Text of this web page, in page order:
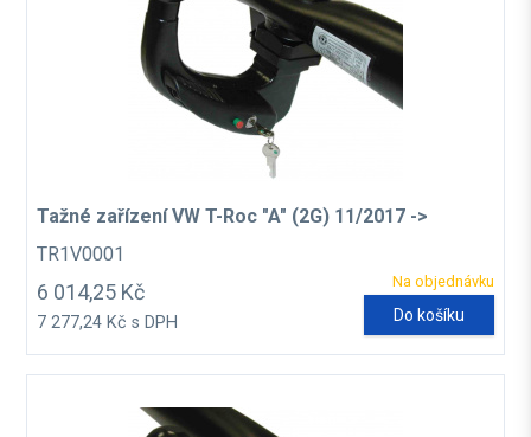
Tažné zařízení VW T-Roc "A" (2G) 11/2017 ->
TR1V0001
Na objednávku
6 014,25 Kč
7 277,24 Kč s DPH Do košíku